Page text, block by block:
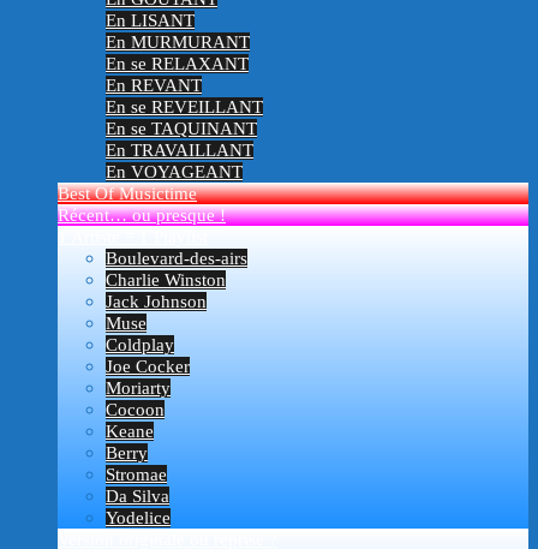
En LISANT
En MURMURANT
En se RELAXANT
En REVANT
En se REVEILLANT
En se TAQUINANT
En TRAVAILLANT
En VOYAGEANT
Best Of Musictime
Récent… ou presque !
Boulevard-des-airs
Charlie Winston
Jack Johnson
Muse
Coldplay
Joe Cocker
Moriarty
Cocoon
Keane
Berry
Stromae
Da Silva
Yodelice